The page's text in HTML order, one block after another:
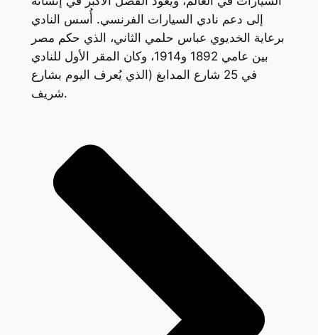
إلى دعم نادي السيارات الفرنسي. أُسس النادي
برعاية الخديوي عباس حلمي الثاني، الذي حكم مصر
بين عامي 1892 و1914، وكان المقر الأول للنادي
في 25 شارع المدابغ (الذي يُعرف اليوم بشارع
شريف.